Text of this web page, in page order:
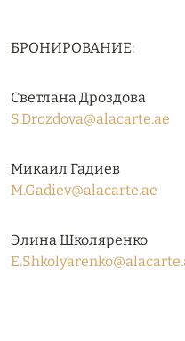
БРОНИРОВАНИЕ:
Светлана Дроздова
S.Drozdova@alacarte.ae
Микаил Гадиев
M.Gadiev@alacarte.ae
Элина Школяренко